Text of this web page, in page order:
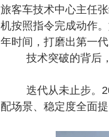
旅客车技术中心主任
机按照指令完成动作
年时间，打磨出第一
技术突破的背后
迭代从未止步。
配场景、稳定度全面提